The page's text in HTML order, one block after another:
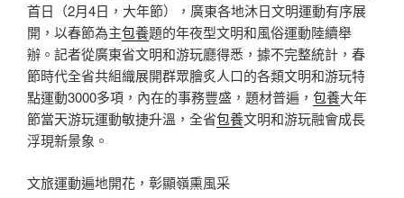
首日（2月4日，大年節），廣東各地沐日文明運動有序展
開，以春節為主包養題的年夜型文明和風俗運動陸續舉
辦。記者從廣東省文明和游玩廳得悉，據不完整統計，春
節時代全省共組織展開群眾膾炙人口的各類文明和游玩特
點運動3000多項，內在的事務豐盛，題材普遍， 包養大年
節當天游玩運動敏捷升溫，全省包養文明和游玩融會成長
浮現新景象。
文旅運動遍地開花，彰顯嶺熏風采